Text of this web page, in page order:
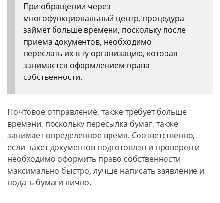
При обращении через
многофункциональный центр, процедура
займет больше времени, поскольку после
приема документов, необходимо
переслать их в ту организацию, которая
занимается оформлением права
собственности.
Почтовое отправление, также требует больше
времени, поскольку пересылка бумаг, также
занимает определенное время. Соответственно,
если пакет документов подготовлен и проверен и
необходимо оформить право собственности
максимально быстро, лучше написать заявление и
подать бумаги лично.